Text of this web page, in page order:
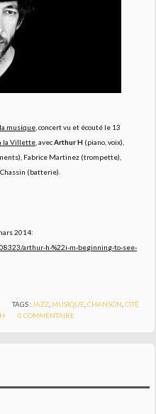
musique , concert vu et écouté le 13
la Villette , avecArthur H (piano, voix),
Fabrice Martinez (trompette),
(batterie).
2014:
arthur-h-%22i-m-beginning-to-see-
TAGS : JAZZ MUSIQUE ,CHANSON ,CITÉ
0 COMMENTAIRE